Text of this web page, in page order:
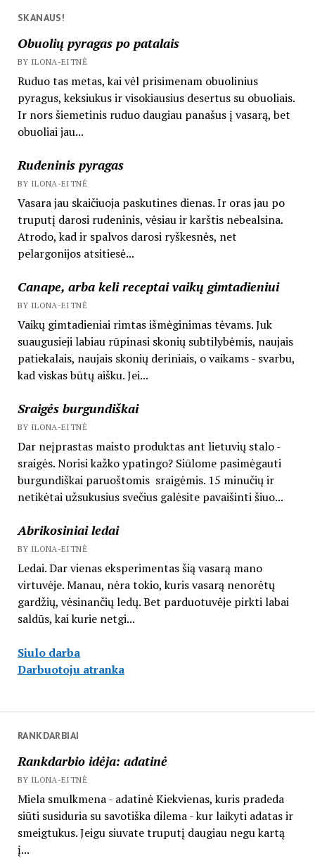
SKANAUS!
Obuolių pyragas po patalais
BY ILONA-EITNĖ
Ruduo tas metas, kai vėl prisimenam obuolinius
pyragus, keksiukus ir visokiausius desertus su obuoliais.
Ir nors šiemetinis ruduo daugiau panašus į vasarą, bet
obuoliai jau...
Rudeninis pyragas
BY ILONA-EITNĖ
Vasara jau skaičiuoja paskutines dienas. Ir oras jau po
truputį darosi rudeninis, vėsiau ir karštis nebealsina.
Atrodo, kad ir spalvos darosi ryškesnės, net
pelargonijos atsitiesė...
Canape, arba keli receptai vaikų gimtadieniui
BY ILONA-EITNĖ
Vaikų gimtadieniai rimtas išmėginimas tėvams. Juk
suaugusieji labiau rūpinasi skonių subtilybėmis, naujais
patiekalais, naujais skonių deriniais, o vaikams - svarbu,
kad viskas būtų aišku. Jei...
Sraigės burgundiškai
BY ILONA-EITNĖ
Dar neįprastas maisto produktas ant lietuvių stalo -
sraigės. Norisi kažko ypatingo? Siūlome pasimėgauti
burgundiškai paruoštomis sraigėmis. 15 minučių ir
netikėtai užsukusius svečius galėsite pavaišinti šiuo...
Abrikosiniai ledai
BY ILONA-EITNĖ
Ledai. Dar vienas eksperimentas šią vasarą mano
virtuvėje. Manau, nėra tokio, kuris vasarą nenorėtų
gardžių, vėsinančių ledų. Bet parduotuvėje pirkti labai
saldūs, kai kurie netgi...
Siulo darba
Darbuotoju atranka
RANKDARBIAI
Rankdarbio idėja: adatinė
BY ILONA-EITNĖ
Miela smulkmena - adatinė Kiekvienas, kuris pradeda
siūti susiduria su savotiška dilema - kur laikyti adatas ir
smeigtukus. Jeigu siuvate truputį daugiau negu kartą
į...